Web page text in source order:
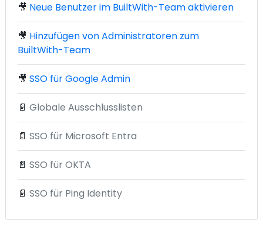
🎥 Neue Benutzer im BuiltWith-Team aktivieren
🎥 Hinzufügen von Administratoren zum
BuiltWith-Team
🎥 SSO für Google Admin
📄 Globale Ausschlusslisten
📄 SSO für Microsoft Entra
📄 SSO für OKTA
📄 SSO für Ping Identity